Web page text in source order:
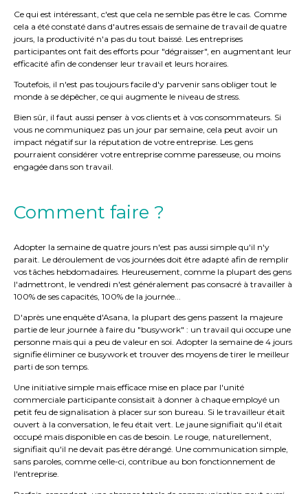
Ce qui est intéressant, c'est que cela ne semble pas être le cas. Comme
cela a été constaté dans d'autres essais de semaine de travail de quatre
jours, la productivité n'a pas du tout baissé. Les entreprises
participantes ont fait des efforts pour "dégraisser", en augmentant leur
efficacité afin de condenser leur travail et leurs horaires.
Toutefois, il n'est pas toujours facile d'y parvenir sans obliger tout le
monde à se dépêcher, ce qui augmente le niveau de stress.
Bien sûr, il faut aussi penser à vos clients et à vos consommateurs. Si
vous ne communiquez pas un jour par semaine, cela peut avoir un
impact négatif sur la réputation de votre entreprise. Les gens
pourraient considérer votre entreprise comme paresseuse, ou moins
engagée dans son travail.
Comment faire ?
Adopter la semaine de quatre jours n'est pas aussi simple qu'il n'y
parait. Le déroulement de vos journées doit être adapté afin de remplir
vos tâches hebdomadaires. Heureusement, comme la plupart des gens
l'admettront, le vendredi n'est généralement pas consacré à travailler à
100% de ses capacités, 100% de la journée...
D'après une enquête d'Asana, la plupart des gens passent la majeure
partie de leur journée à faire du "busywork" : un travail qui occupe une
personne mais qui a peu de valeur en soi. Adopter la semaine de 4 jours
signifie éliminer ce busywork et trouver des moyens de tirer le meilleur
parti de son temps.
Une initiative simple mais efficace mise en place par l'unité
commerciale participante consistait à donner à chaque employé un
petit feu de signalisation à placer sur son bureau. Si le travailleur était
ouvert à la conversation, le feu était vert. Le jaune signifiait qu'il était
occupé mais disponible en cas de besoin. Le rouge, naturellement,
signifiait qu'il ne devait pas être dérangé. Une communication simple,
sans paroles, comme celle-ci, contribue au bon fonctionnement de
l'entreprise.